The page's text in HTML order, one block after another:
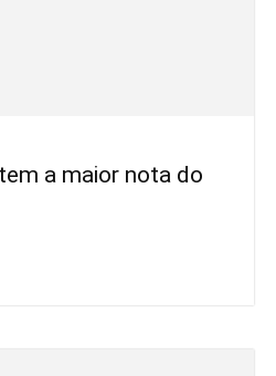
a maior nota do